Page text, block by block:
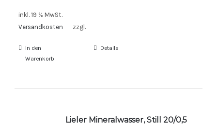
inkl. 19 % MwSt.
zzgl.
Versandkosten
In den
Warenkorb
Details
Lieler Mineralwasser, Still 20/0,5